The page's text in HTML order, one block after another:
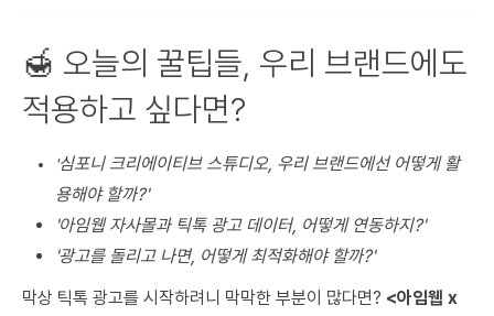
🍯 오늘의 꿀팁들, 우리 브랜드에도
적용하고 싶다면?
'심포니 크리에이티브 스튜디오, 우리 브랜드에선 어떻게 활
용해야 할까?'
'아임웹 자사몰과 틱톡 광고 데이터, 어떻게 연동하지?'
'광고를 돌리고 나면, 어떻게 최적화해야 할까?'
막상 틱톡 광고를 시작하려니 막막한 부분이 많다면? <아임웹 x